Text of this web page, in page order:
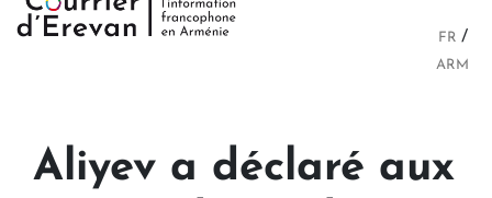
FR
ARM
Aliyev a déclaré aux